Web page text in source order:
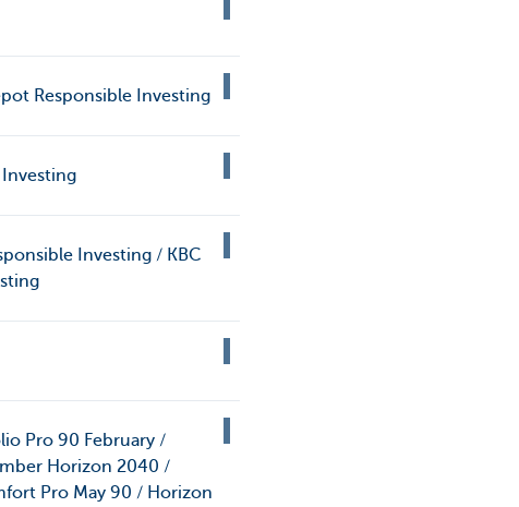
Responsible Investing
Investing
Investing / KBC
Pro 90 February /
Horizon 2040 /
Pro May 90 / Horizon